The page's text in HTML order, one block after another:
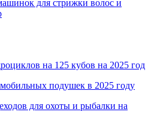
для стрижки волос и
на 125 кубов на 2025 год
подушек в 2025 году
для охоты и рыбалки на